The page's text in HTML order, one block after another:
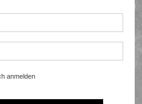
anmelden